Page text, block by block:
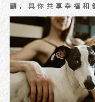
顧，與你共享幸福和